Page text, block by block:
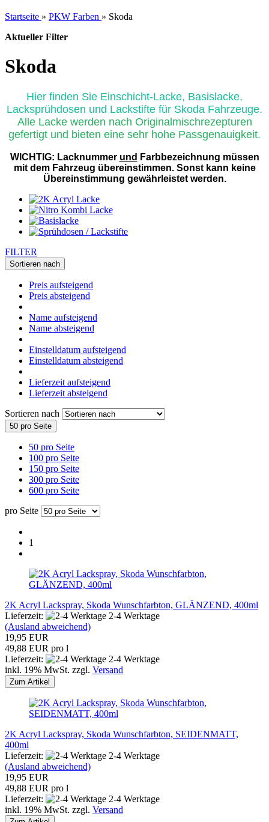
Startseite » PKW Farben » Skoda
Aktueller Filter
Skoda
Hier finden Sie Einschicht-Lacke, Basislacke,
Lacksprühdosen und Lackstifte für Skoda Fahrzeuge.
Alle Lacke werden nach Originalmischrezepturen
gefertigt und bieten eine sehr hohe Passgenauigkeit.
WICHTIG: Lacknummer und Farbbezeichnung müssen
mit dem Fahrzeug übereinstimmen. Sonst kann keine
Übereinstimmung gewährleistet werden.
FILTER
Sortieren nach
Preis aufsteigend
Preis absteigend
Name aufsteigend
Name absteigend
Einstelldatum aufsteigend
Einstelldatum absteigend
Lieferzeit aufsteigend
Lieferzeit absteigend
Sortieren nach
50 pro Seite
50 pro Seite
100 pro Seite
150 pro Seite
300 pro Seite
600 pro Seite
pro Seite
1
2K Acryl Lackspray, Skoda Wunschfarbton, GLÄNZEND, 400ml
Lieferzeit:
2-4 Werktage
(Ausland abweichend)
19,95 EUR
49,88 EUR pro l
Lieferzeit:
2-4 Werktage
inkl. 19% MwSt. zzgl. Versand
Zum Artikel
2K Acryl Lackspray, Skoda Wunschfarbton, SEIDENMATT,
400ml
Lieferzeit:
2-4 Werktage
(Ausland abweichend)
19,95 EUR
49,88 EUR pro l
Lieferzeit:
2-4 Werktage
inkl. 19% MwSt. zzgl. Versand